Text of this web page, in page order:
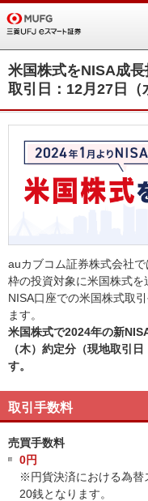
米国株式をNISA成
取引日：12月27日（
auカブコム証券株式会社
枠の投資対象に米国株式を
NISA口座での米国株式取
ます。
米国株式で2024年の新
（木）約定分（現地取引
す。
取引手数料
売買手数料
0円
※円貨決済における為替
20銭となります。